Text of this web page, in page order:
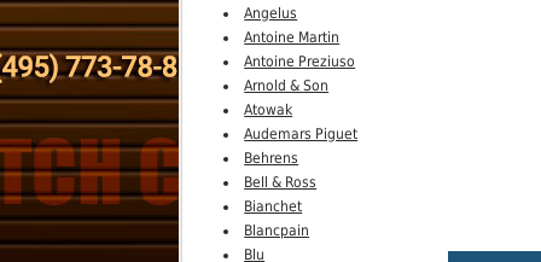
Angelus
Antoine Martin
Antoine Preziuso
Arnold & Son
Atowak
Audemars Piguet
Behrens
Bell & Ross
Bianchet
Blancpain
Blu